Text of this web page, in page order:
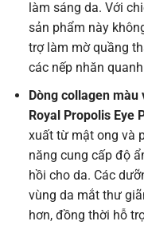
làm sáng da. Với
sản phẩm này
trợ làm mờ quầng
các nếp nhăn
Dòng collagen
Royal Propolis Eye
xuất từ mật ong và
năng cung cấp độ
hồi cho da. Các
vùng da mắt thư
hơn, đồng thời hỗ